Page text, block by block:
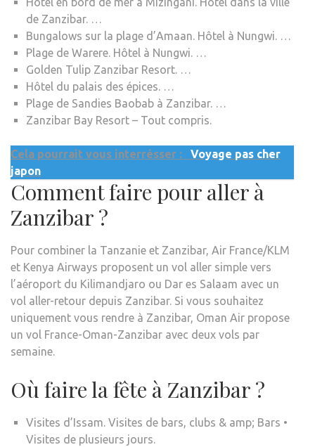
de Zanzibar. …
Bungalows sur la plage d’Amaan. Hôtel à Nungwi. …
Plage de Warere. Hôtel à Nungwi. …
Golden Tulip Zanzibar Resort. …
Hôtel du palais des épices. …
Plage de Sandies Baobab à Zanzibar. …
Zanzibar Bay Resort – Tout compris.
Cela pourrait vous interrésser :
Voyage pas cher
japon
Comment faire pour aller à
Zanzibar ?
Pour combiner la Tanzanie et Zanzibar, Air France/KLM
et Kenya Airways proposent un vol aller simple vers
l’aéroport du Kilimandjaro ou Dar es Salaam avec un
vol aller-retour depuis Zanzibar. Si vous souhaitez
uniquement vous rendre à Zanzibar, Oman Air propose
un vol France-Oman-Zanzibar avec deux vols par
semaine.
Où faire la fête à Zanzibar ?
Visites d’Issam. Visites de bars, clubs & amp; Bars •
Visites de plusieurs jours.